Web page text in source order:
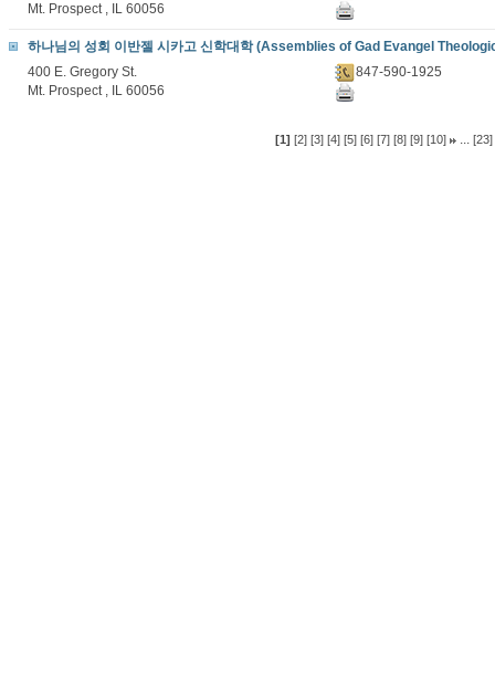
Mt. Prospect , IL 60056
하나님의 성회 이반젤 시카고 신학대학 (Assemblies of Gad Evangel
400 E. Gregory St.
Mt. Prospect , IL 60056
847-590-1925
[1] [2] [3] [4] [5] [6] [7] [8] [9] [10] ... [23]